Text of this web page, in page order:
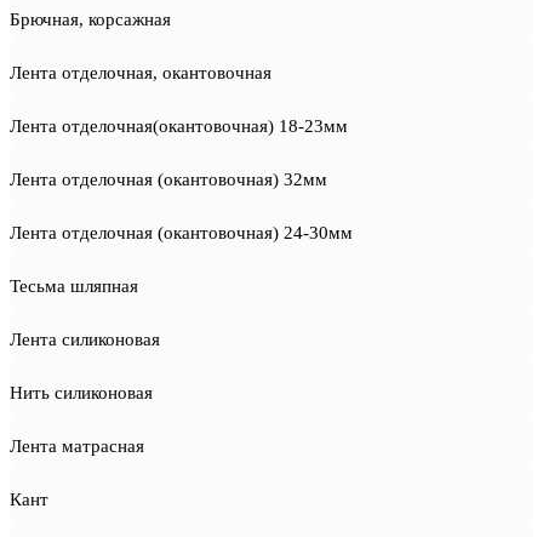
Брючная, корсажная
Лента отделочная, окантовочная
Лента отделочная(окантовочная) 18-23мм
Лента отделочная (окантовочная) 32мм
Лента отделочная (окантовочная) 24-30мм
Тесьма шляпная
Лента силиконовая
Нить силиконовая
Лента матрасная
Кант